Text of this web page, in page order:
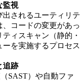
監視
されるユーティリテ
コードの変更があっ
ィスキャン（静的・
を実施するプロセス
追跡
SAST）や自動ファ